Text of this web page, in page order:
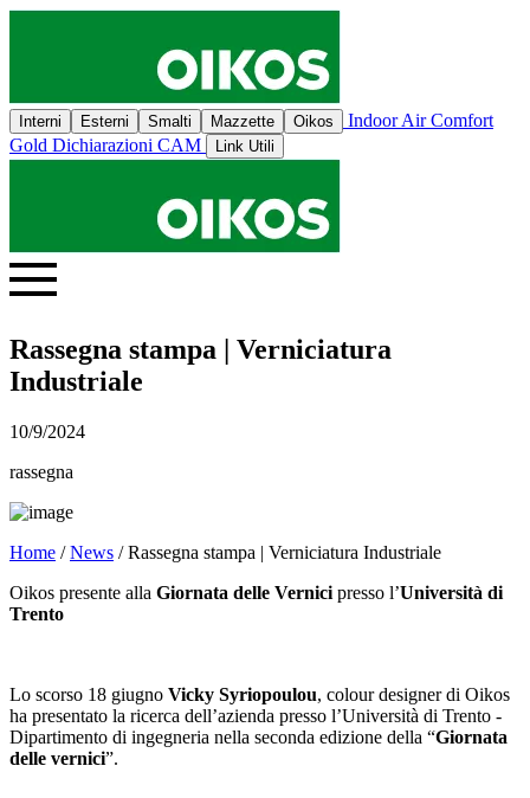
Interni Esterni Smalti Mazzette Oikos
Indoor Air Comfort
Gold Dichiarazioni CAM Link Utili
Rassegna stampa | Verniciatura
Industriale
10/9/2024
rassegna
Home /News / Rassegna stampa | Verniciatura Industriale
Oikos presente alla Giornata delle Vernici presso l’Università di
Trento
Lo scorso 18 giugno Vicky Syriopoulou, colour designer di Oikos
ha presentato la ricerca dell’azienda presso l’Università di Trento -
Dipartimento di ingegneria nella seconda edizione della “Giornata
delle vernici”.